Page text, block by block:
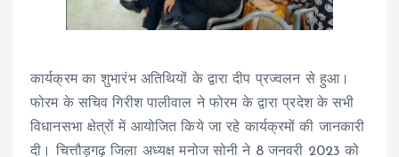
कार्यक्रम का शुभारंभ अतिथियों के द्वारा दीप प्रज्वलन से हुआ।
फोरम के सचिव गिरीश पालीवाल ने फोरम के द्वारा प्रदेश के सभी
विधानसभा क्षेत्रों में आयोजित किये जा रहे कार्यक्रमों की जानकारी
दी। चित्तौड़गढ़ जिला अध्यक्ष मनोज सोनी ने 8 जनवरी 2023 को